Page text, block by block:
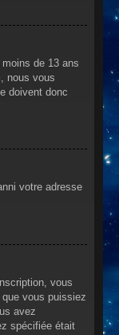
de 13 ans
nous vous
doivent donc
votre adresse
vous
vous puissiez
avez
spécifiée était